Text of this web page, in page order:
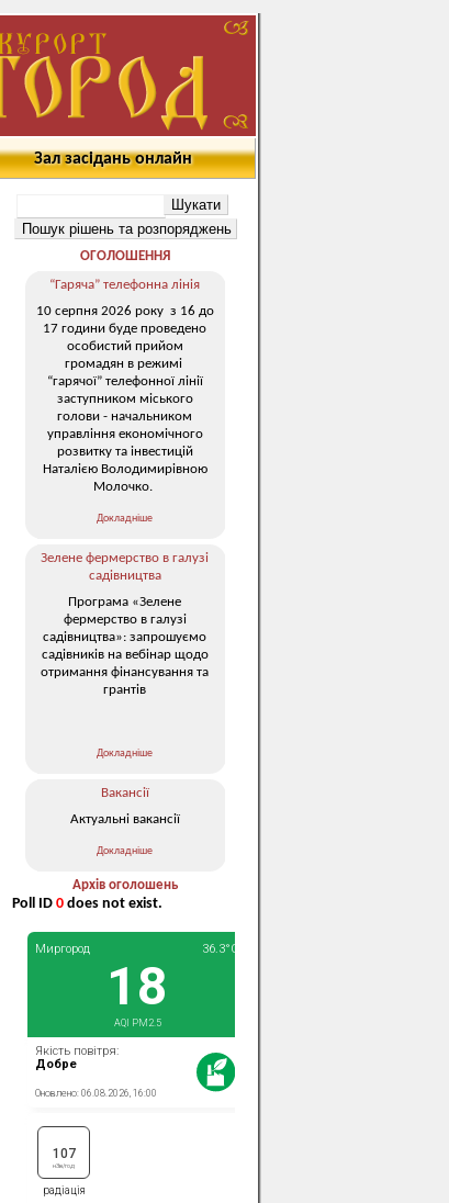
Зал засідань онлайн
ОГОЛОШЕННЯ
“Гаряча” телефонна лінія
10 серпня 2026 року з 16 до
17 години буде проведено
особистий прийом
громадян в режимі
“гарячої” телефонної лінії
заступником міського
голови - начальником
управління економічного
розвитку та інвестицій
Наталією Володимирівною
Молочко.
Докладніше
Зелене фермерство в галузі
садівництва
Програма «Зелене
фермерство в галузі
садівництва»: запрошуємо
садівників на вебінар щодо
отримання фінансування та
грантів
Докладніше
Вакансії
Актуальні вакансії
Докладніше
Архів оголошень
Poll ID 0 does not exist.